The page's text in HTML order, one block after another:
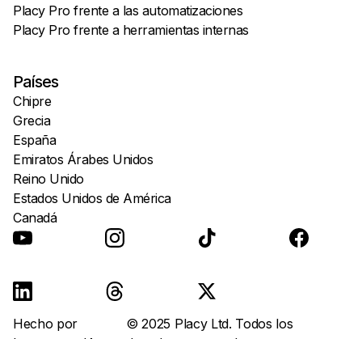
Placy Pro frente a las automatizaciones
Placy Pro frente a herramientas internas
Países
Chipre
Grecia
España
Emiratos Árabes Unidos
Reino Unido
Estados Unidos de América
Canadá
Hecho por
© 2025 Placy Ltd. Todos los